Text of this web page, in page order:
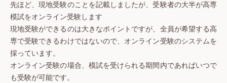
先ほど、現地受験のことを記載しましたが、受験者の大半が高専
模試をオンライン受験します
現地受験ができるのは大きなポイントですが、全員が希望する高
専で受験できるわけではないので、オンライン受験のシステムを
採っています。
オンライン受験の場合、模試を受けられる期間内であればいつで
も受験が可能です。